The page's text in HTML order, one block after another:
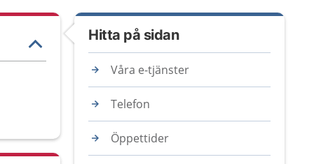
Hitta på sidan
Våra e-tjänster
Telefon
Öppettider